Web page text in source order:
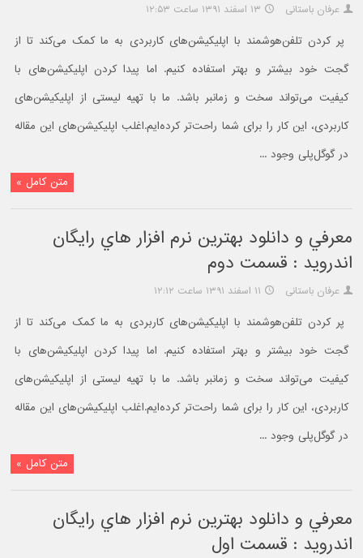
عرفان باستانی ۱۳ اسفند ۱۳۹۱ ساعت ۱۲:۵۳
پر کردن تلفن‌هوشمند با اپلیکیشن‌های کاربردی به ما کمک می‌کند تا از
گجت خود بیشتر و بهتر استفاده کنیم. اما پیدا کردن اپلیکیشن‌های با
کیفیت می‌تواند سخت و زمانبر باشد. ما با تهیه لیستی از اپلیکیشن‌های
کاربردی، این کار را برای شما راحت‌تر کرده‌ایم.اغلب اپلیکیشن‌های این مقاله
در گوگل‌پلی وجود ...
متن کامل »
معرفي و دانلود بهترين نرم افزار هاي رايگان
اندرويد : قسمت دوم
عرفان باستانی ۱۱ اسفند ۱۳۹۱ ساعت ۱۲:۱۲
پر کردن تلفن‌هوشمند با اپلیکیشن‌های کاربردی به ما کمک می‌کند تا از
گجت خود بیشتر و بهتر استفاده کنیم. اما پیدا کردن اپلیکیشن‌های با
کیفیت می‌تواند سخت و زمانبر باشد. ما با تهیه لیستی از اپلیکیشن‌های
کاربردی، این کار را برای شما راحت‌تر کرده‌ایم.اغلب اپلیکیشن‌های این مقاله
در گوگل‌پلی وجود ...
متن کامل »
معرفي و دانلود بهترين نرم افزار هاي رايگان
اندرويد : قسمت اول